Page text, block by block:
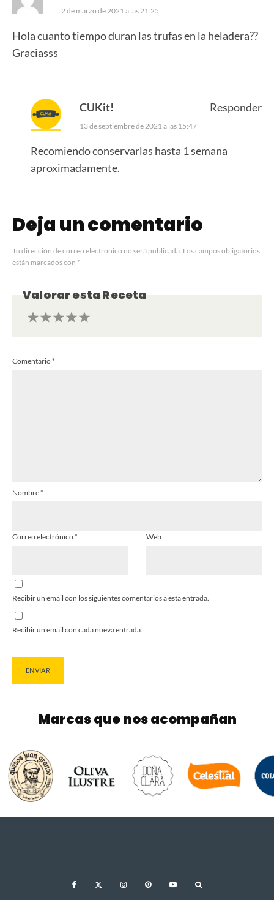
2 de marzo de 2021 a las 21:25
Hola cuanto tiempo duran las trufas en la heladera??
Graciasss
CUKit!
13 de septiembre de 2021 a las 15:47
Recomiendo conservarlas hasta 1 semana
aproximadamente.
Responder
Deja un comentario
Tu dirección de correo electrónico no será publicada. Los campos obligatorios
están marcados con *
Valorar esta Receta
Estrellas
Estrella
Comentario*
Nombre*
Correo electrónico* Web
Recibir un email con los siguientes comentarios a esta entrada.
Recibir un email con cada nueva entrada.
Marcas que nos acompañan